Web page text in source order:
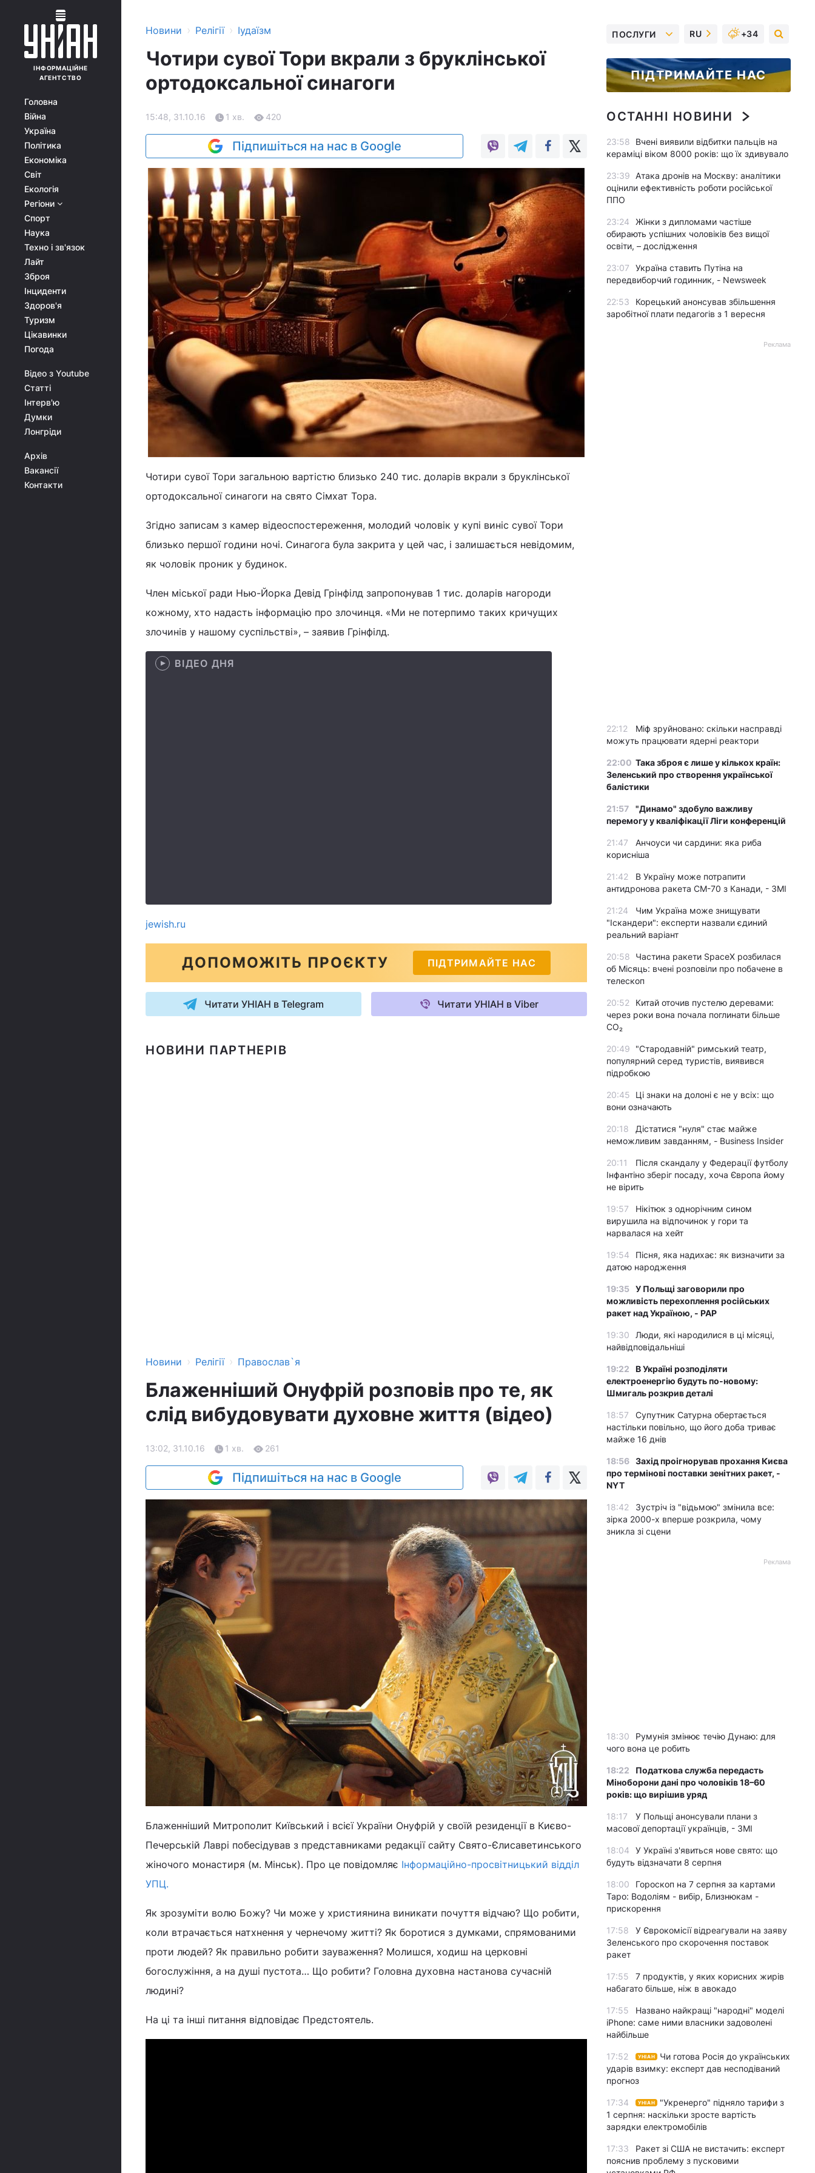
ІНФОРМАЦІЙНЕ
АГЕНТСТВО
Головна
Війна
Україна
Політика
Економіка
Світ
Екологія
Регіони
Спорт
Наука
Техно і зв'язок
Лайт
Зброя
Інциденти
Здоров'я
Туризм
Цікавинки
Погода
Відео з Youtube
Статті
Інтерв'ю
Думки
Лонгріди
Архів
Вакансії
Контакти
Новини › Релігії › Іудаїзм
Чотири сувої Тори вкрали з бруклінської
ортодоксальної синагоги
15:48, 31.10.16 1 хв. 420
Підпишіться на нас в Google
Чотири сувої Тори загальною вартістю близько 240 тис. доларів вкрали з бруклінської
ортодоксальної синагоги на свято Сімхат Тора.
Згідно записам з камер відеоспостереження, молодий чоловік у купі виніс сувої Тори
близько першої години ночі. Синагога була закрита у цей час, і залишається невідомим,
як чоловік проник у будинок.
Член міської ради Нью-Йорка Девід Грінфілд запропонував 1 тис. доларів нагороди
кожному, хто надасть інформацію про злочинця. «Ми не потерпимо таких кричущих
злочинів у нашому суспільстві», – заявив Грінфілд.
ВІДЕО ДНЯ
jewish.ru
ДОПОМОЖІТЬ ПРОЄКТУ ПІДТРИМАЙТЕ НАС
Читати УНІАН в Telegram Читати УНІАН в Viber
НОВИНИ ПАРТНЕРІВ
Новини › Релігії › Православ`я
Блаженніший Онуфрій розповів про те, як
слід вибудовувати духовне життя (відео)
13:02, 31.10.16 1 хв. 261
Підпишіться на нас в Google
Блаженніший Митрополит Київський і всієї України Онуфрій у своїй резиденції в Києво-
Печерській Лаврі побесідував з представниками редакції сайту Свято-Єлисаветинського
жіночого монастиря (м. Мінськ). Про це повідомляє Інформаційно-просвітницький відділ
УПЦ.
Як зрозуміти волю Божу? Чи може у християнина виникати почуття відчаю? Що робити,
коли втрачається натхнення у чернечому житті? Як боротися з думками, спрямованими
проти людей? Як правильно робити зауваження? Молишся, ходиш на церковні
богослужіння, а на душі пустота… Що робити? Головна духовна настанова сучасній
людині?
На ці та інші питання відповідає Предстоятель.
ПОСЛУГИ RU +34
ПІДТРИМАЙТЕ НАС
ОСТАННІ НОВИНИ
23:58
Вчені виявили відбитки пальців на
кераміці віком 8000 років: що їх здивувало
23:39
Атака дронів на Москву: аналітики
оцінили ефективність роботи російської
ППО
23:24
Жінки з дипломами частіше
обирають успішних чоловіків без вищої
освіти, – дослідження
23:07
Україна ставить Путіна на
передвиборчий годинник, - Newsweek
22:53
Корецький анонсував збільшення
заробітної плати педагогів з 1 вересня
Реклама
22:12
Міф зруйновано: скільки насправді
можуть працювати ядерні реактори
22:00 Така зброя є лише у кількох країн:
Зеленський про створення української
балістики
21:57
"Динамо" здобуло важливу
перемогу у кваліфікації Ліги конференцій
21:47
Анчоуси чи сардини: яка риба
корисніша
21:42
В Україну може потрапити
антидронова ракета CM-70 з Канади, - ЗМІ
21:24
Чим Україна може знищувати
"Іскандери": експерти назвали єдиний
реальний варіант
20:58
Частина ракети SpaceX розбилася
об Місяць: вчені розповіли про побачене в
телескоп
20:52
Китай оточив пустелю деревами:
через роки вона почала поглинати більше
CO₂
20:49
"Стародавній" римський театр,
популярний серед туристів, виявився
підробкою
20:45
Ці знаки на долоні є не у всіх: що
вони означають
20:18
Дістатися "нуля" стає майже
неможливим завданням, - Business Insider
20:11
Після скандалу у Федерації футболу
Інфантіно зберіг посаду, хоча Європа йому
не вірить
19:57
Нікітюк з однорічним сином
вирушила на відпочинок у гори та
нарвалася на хейт
19:54
Пісня, яка надихає: як визначити за
датою народження
19:35 У Польщі заговорили про
можливість перехоплення російських
ракет над Україною, - PAP
19:30
Люди, які народилися в ці місяці,
найвідповідальніші
19:22
В Україні розподіляти
електроенергію будуть по-новому:
Шмигаль розкрив деталі
18:57
Супутник Сатурна обертається
настільки повільно, що його доба триває
майже 16 днів
18:56 Захід проігнорував прохання Києва
про термінові поставки зенітних ракет, -
NYT
18:42
Зустріч із "відьмою" змінила все:
зірка 2000-х вперше розкрила, чому
зникла зі сцени
Реклама
18:30
Румунія змінює течію Дунаю: для
чого вона це робить
18:22
Податкова служба передасть
Міноборони дані про чоловіків 18–60
років: що вирішив уряд
18:17
У Польщі анонсували плани з
масової депортації українців, - ЗМІ
18:04
У Україні з'явиться нове свято: що
будуть відзначати 8 серпня
18:00
Гороскоп на 7 серпня за картами
Таро: Водоліям - вибір, Близнюкам -
прискорення
17:58
У Єврокомісії відреагували на заяву
Зеленського про скорочення поставок
ракет
17:55
7 продуктів, у яких корисних жирів
набагато більше, ніж в авокадо
17:55
Названо найкращі "народні" моделі
iPhone: саме ними власники задоволені
найбільше
17:52 УНІАН
Чи готова Росія до українських
ударів взимку: експерт дав несподіваний
прогноз
17:34 УНІАН
"Укренерго" підняло тарифи з
1 серпня: наскільки зросте вартість
зарядки електромобілів
17:33
Ракет зі США не вистачить: експерт
пояснив проблему з пусковими